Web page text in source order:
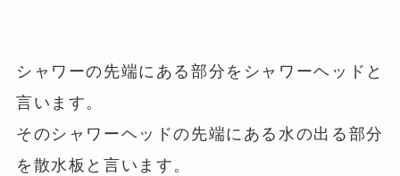
シャワーの先端にある部分をシャワーヘッドと
言います。
そのシャワーヘッドの先端にある水の出る部分
を散水板と言います。